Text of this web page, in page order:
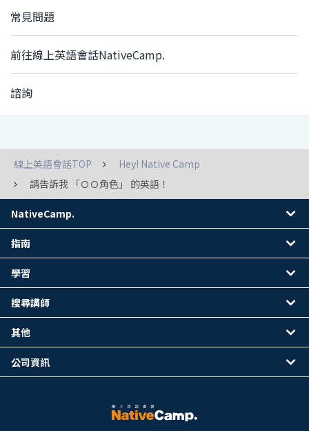
常見問題
前往線上英語會話NativeCamp.
諮詢
線上英語會話TOP
Hey! Native Camp
請告訴我 「ＯＯ角色」 的英語！
NativeCamp.
指南
學習
搜尋講師
其他
公司資訊